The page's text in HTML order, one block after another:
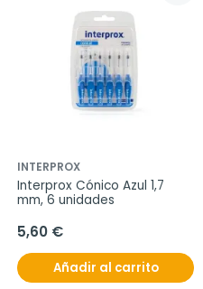
INTERPROX
Interprox Cónico Azul 1,7
mm, 6 unidades
5,60 €
Añadir al carrito